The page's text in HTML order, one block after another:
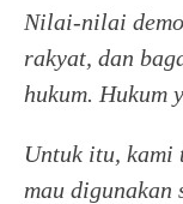
Nilai-nilai
rakyat, dan
hukum. Hukum
Untuk itu, kami
mau digunakan